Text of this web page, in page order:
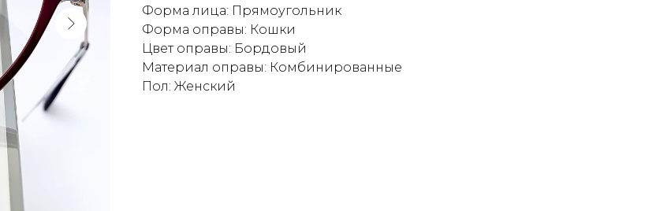
Форма лица: Прямоугольник
Форма оправы: Кошки
Цвет оправы: Бордовый
Материал оправы: Комбинированные
Пол: Женский